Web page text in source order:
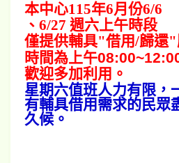
本中心115年6月 份6/6
、6/27 週六上午時段
僅提供輔具"借用/歸還"
時間為上午
歡迎多加利用。
星期六值班人力有限，
有輔具借用需求的民眾
久候。